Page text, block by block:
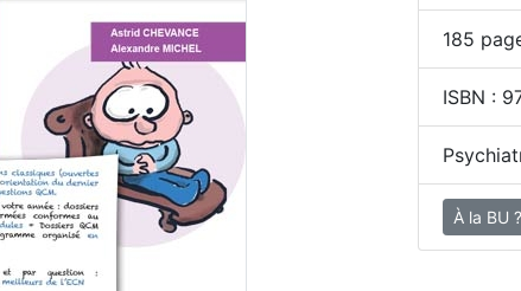
185
ISBN :
À la BU ?